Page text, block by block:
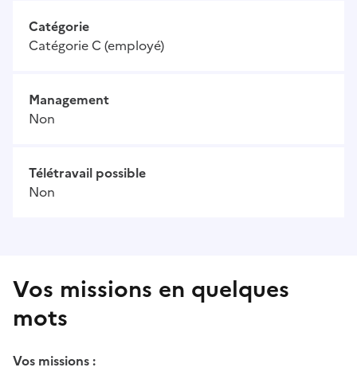
Catégorie
Catégorie C (employé)
Management
Non
Télétravail possible
Non
Vos missions en quelques
mots
Vos missions :